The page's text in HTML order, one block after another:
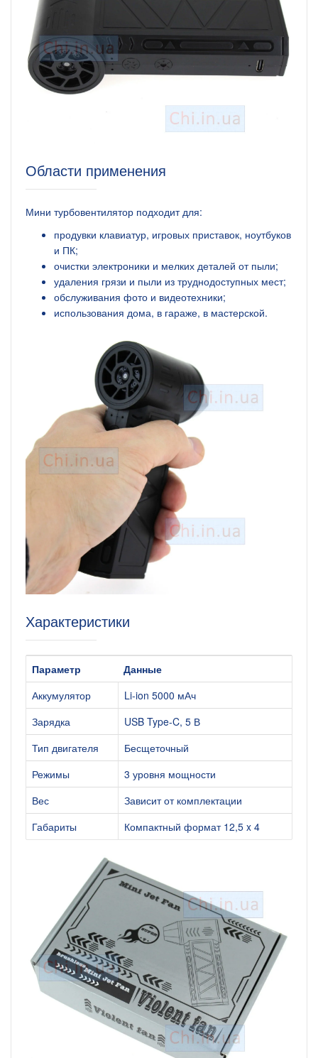
Области применения
Мини турбовентилятор подходит для:
продувки клавиатур, игровых приставок, ноутбуков
и ПК;
очистки электроники и мелких деталей от пыли;
удаления грязи и пыли из труднодоступных мест;
обслуживания фото и видеотехники;
использования дома, в гараже, в мастерской.
Характеристики
Параметр
Данные
Аккумулятор
Li-ion 5000 мАч
Зарядка
USB Type-C, 5 В
Тип двигателя
Бесщеточный
Режимы
3 уровня мощности
Вес
Зависит от комплектации
Габариты
Компактный формат 12,5 x 4